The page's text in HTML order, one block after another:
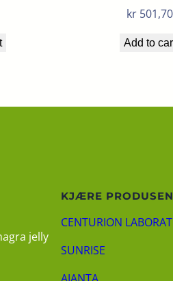
kr501,70
Add to
jelly
KJÆRE
CENTURION
SUNRISE
AJANTA